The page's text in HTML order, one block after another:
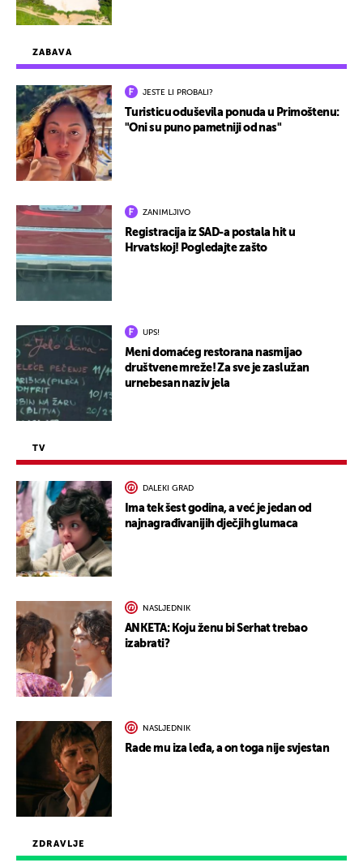
ZDRAVLJE
ZABAVA
JESTE LI PROBALI?
Turisticu oduševila ponuda u Primoštenu:
"Oni su puno pametniji od nas"
ZANIMLJIVO
Registracija iz SAD-a postala hit u
Hrvatskoj! Pogledajte zašto
UPS!
Meni domaćeg restorana nasmijao
društvene mreže! Za sve je zaslužan
urnebesan naziv jela
TV
DALEKI GRAD
Ima tek šest godina, a već je jedan od
najnagrađivanijih dječjih glumaca
NASLJEDNIK
ANKETA: Koju ženu bi Serhat trebao
izabrati?
NASLJEDNIK
Rade mu iza leđa, a on toga nije svjestan